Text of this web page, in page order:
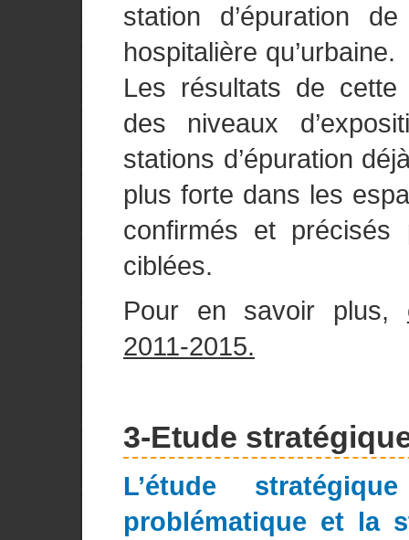
station d’épuration
hospitalière qu’urbaine.
Les résultats de cette
des niveaux
stations d’épuration
plus forte dans les
confirmés et précisés
ciblées.
Pour en savoir plus,
2011-2015.
3-Etude
L’étude
problématique et la